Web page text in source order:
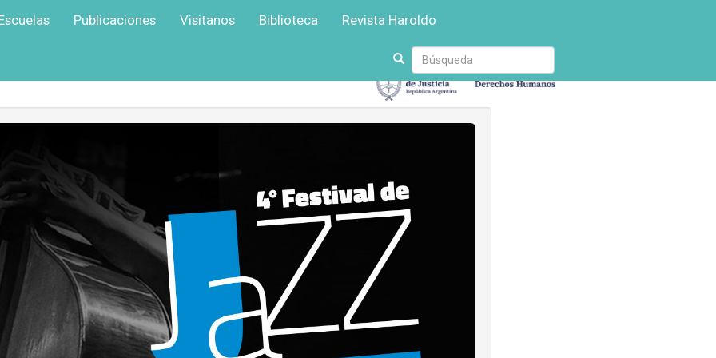
Publicaciones Visitanos Biblioteca Revista Haroldo
Escriba
su
búsqueda